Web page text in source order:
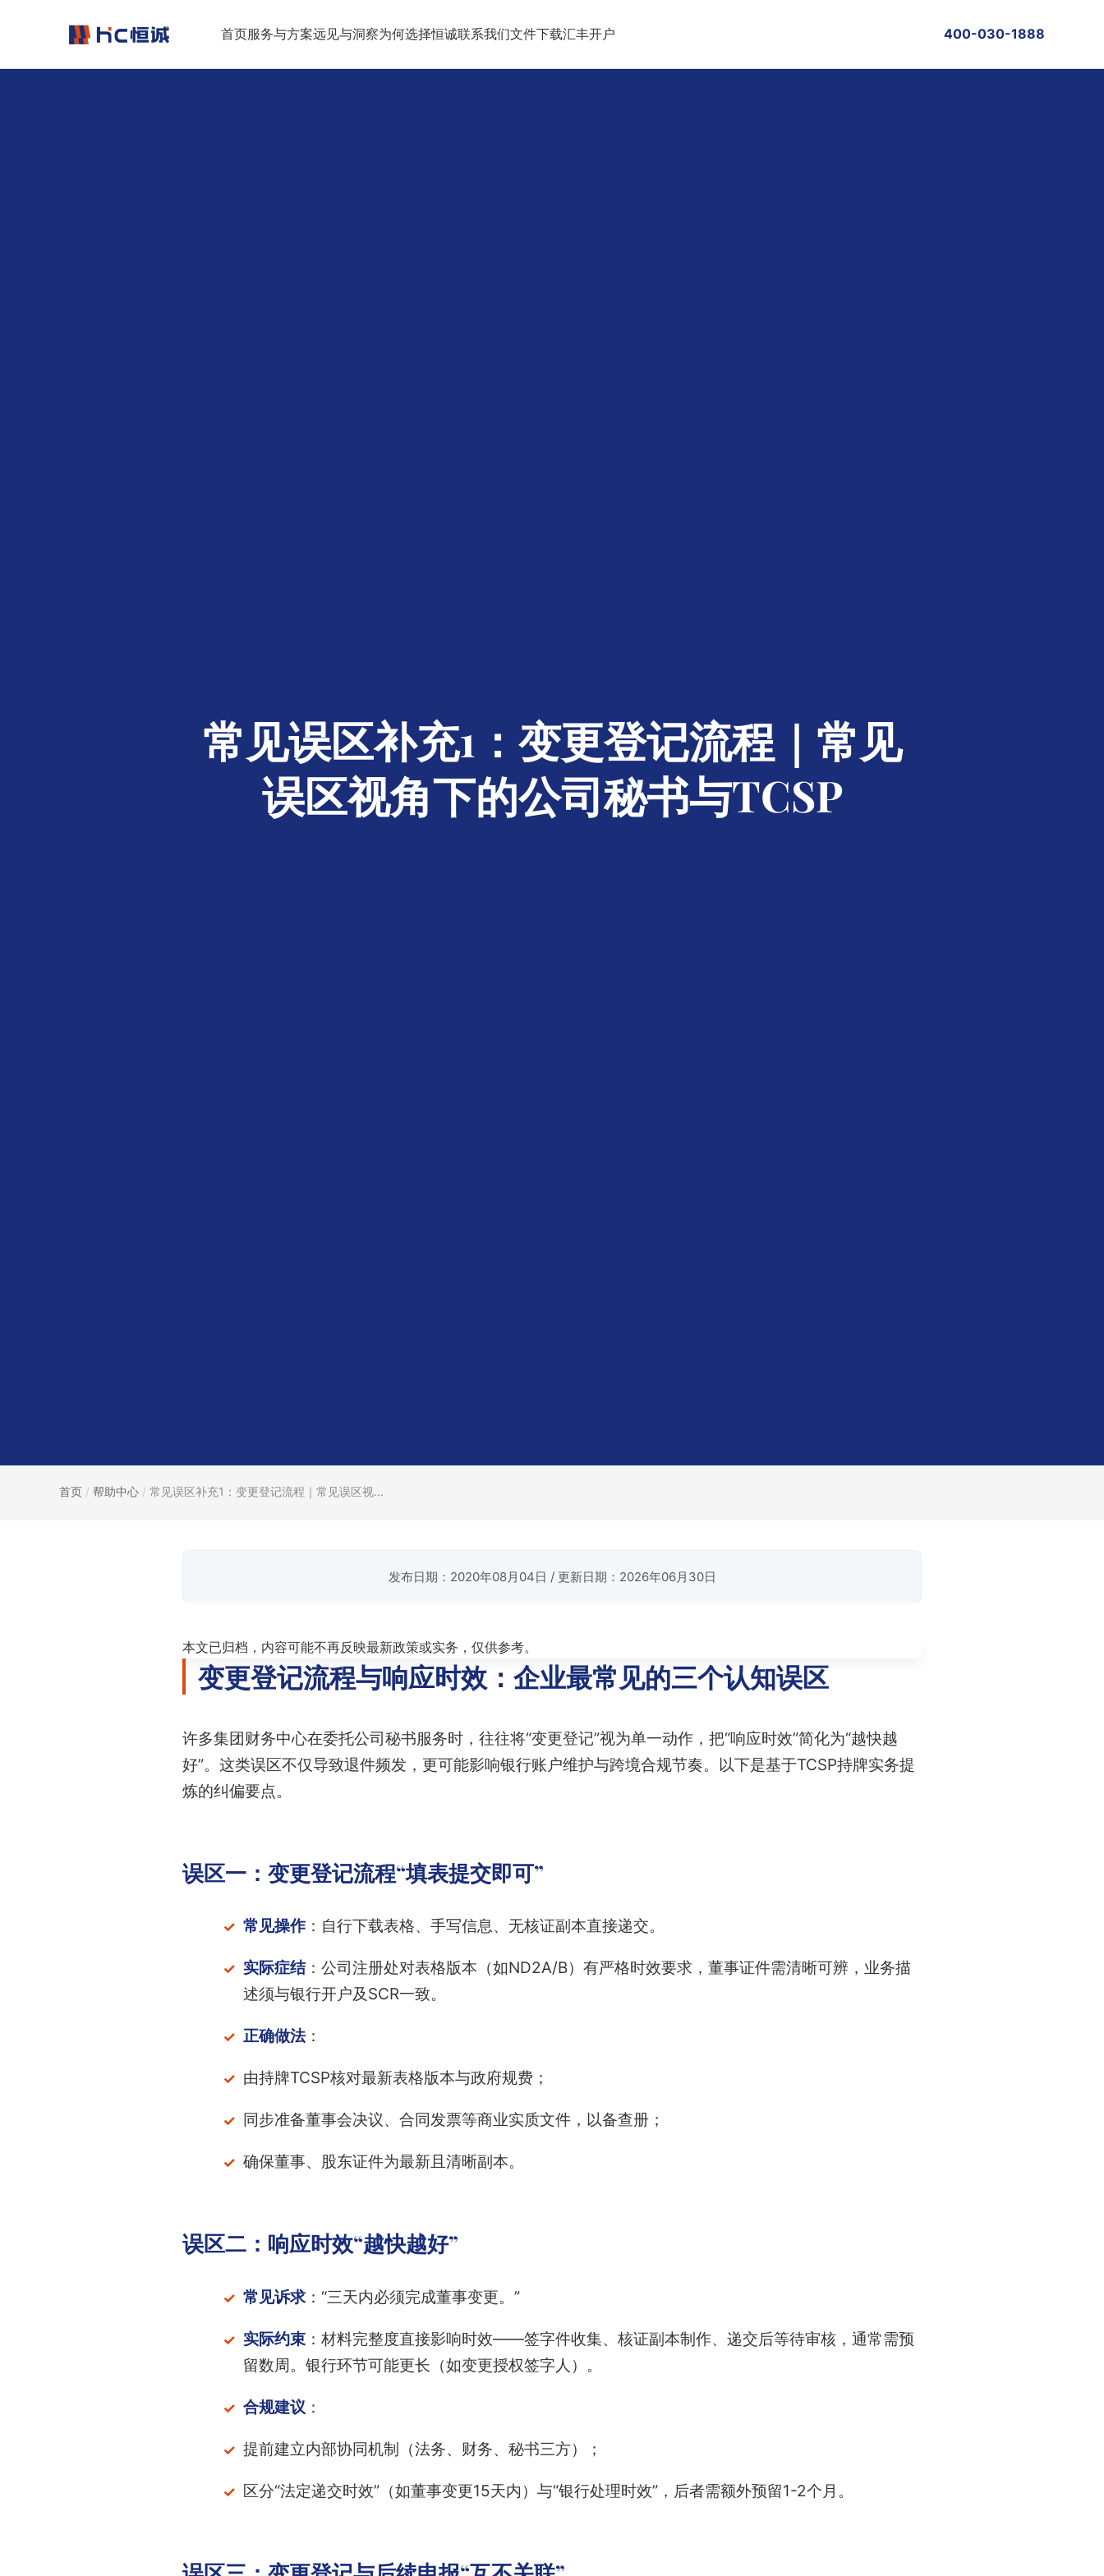
首页服务与方案远见与洞察为何选择恒诚联系我们文件下载汇丰开户 400-030-1888
常见误区补充1：变更登记流程｜常见
误区视角下的公司秘书与TCSP
首页 / 帮助中心 / 常见误区补充1：变更登记流程｜常见误区视...
发布日期：2020年08月04日 / 更新日期：2026年06月30日
本文已归档，内容可能不再反映最新政策或实务，仅供参考。
变更登记流程与响应时效：企业最常见的三个认知误区
许多集团财务中心在委托公司秘书服务时，往往将“变更登记”视为单一动作，把“响应时效”简化为“越快越
好”。这类误区不仅导致退件频发，更可能影响银行账户维护与跨境合规节奏。以下是基于TCSP持牌实务提
炼的纠偏要点。
误区一：变更登记流程“填表提交即可”
常见操作：自行下载表格、手写信息、无核证副本直接递交。
实际症结：公司注册处对表格版本（如ND2A/B）有严格时效要求，董事证件需清晰可辨，业务描
述须与银行开户及SCR一致。
正确做法：
由持牌TCSP核对最新表格版本与政府规费；
同步准备董事会决议、合同发票等商业实质文件，以备查册；
确保董事、股东证件为最新且清晰副本。
误区二：响应时效“越快越好”
常见诉求：“三天内必须完成董事变更。”
实际约束：材料完整度直接影响时效——签字件收集、核证副本制作、递交后等待审核，通常需预
留数周。银行环节可能更长（如变更授权签字人）。
合规建议 ：
提前建立内部协同机制（法务、财务、秘书三方）；
区分“法定递交时效”（如董事变更15天内）与“银行处理时效”，后者需额外预留1-2个月。